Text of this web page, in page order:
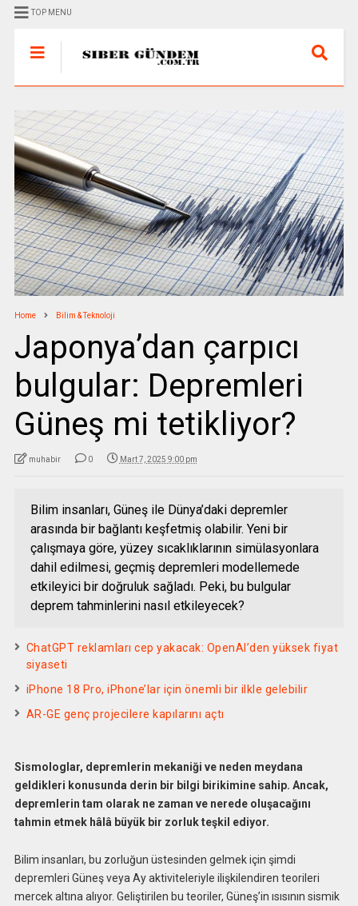
TOP MENU
Home Bilim & Teknoloji
Japonya’dan çarpıcı
bulgular: Depremleri
Güneş mi tetikliyor?
muhabir 0 Mart 7, 2025 9:00 pm
Bilim insanları, Güneş ile Dünya’daki depremler
arasında bir bağlantı keşfetmiş olabilir. Yeni bir
çalışmaya göre, yüzey sıcaklıklarının simülasyonlara
dahil edilmesi, geçmiş depremleri modellemede
etkileyici bir doğruluk sağladı. Peki, bu bulgular
deprem tahminlerini nasıl etkileyecek?
ChatGPT reklamları cep yakacak: OpenAI’den yüksek fiyat
siyaseti
iPhone 18 Pro, iPhone’lar için önemli bir ilkle gelebilir
AR-GE genç projecilere kapılarını açtı
Sismologlar, depremlerin mekaniği ve neden meydana
geldikleri konusunda derin bir bilgi birikimine sahip. Ancak,
depremlerin tam olarak ne zaman ve nerede oluşacağını
tahmin etmek hâlâ büyük bir zorluk teşkil ediyor.
Bilim insanları, bu zorluğun üstesinden gelmek için şimdi
depremleri Güneş veya Ay aktiviteleriyle ilişkilendiren teorileri
mercek altına alıyor. Geliştirilen bu teoriler, Güneş’in ısısının sismik